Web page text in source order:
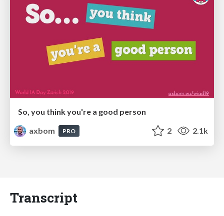
So, you think you're a good person
axbom
PRO 2 2.1k
Transcript